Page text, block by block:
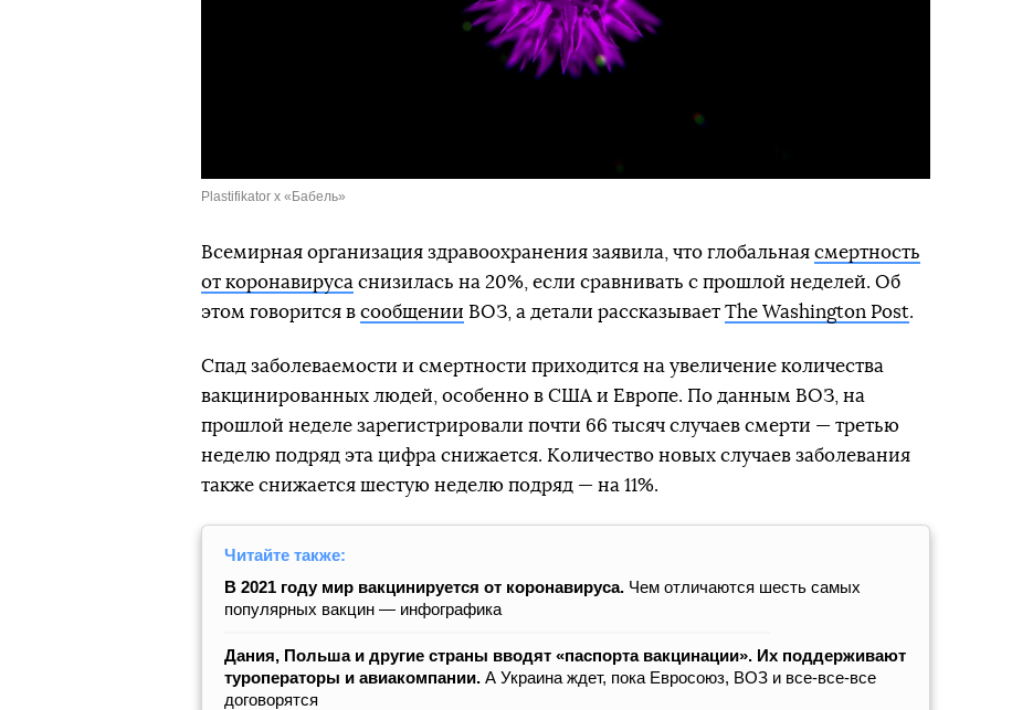
Plastifikator x «Бабель»
Всемирная организация здравоохранения заявила, что глобальная смертность
от коронавируса снизилась на 20%, если сравнивать с прошлой неделей. Об
этом говорится в сообщении ВОЗ, а детали рассказывает The Washington Post.
Спад заболеваемости и смертности приходится на увеличение количества
вакцинированных людей, особенно в США и Европе. По данным ВОЗ, на
прошлой неделе зарегистрировали почти 66 тысяч случаев смерти — третью
неделю подряд эта цифра снижается. Количество новых случаев заболевания
также снижается шестую неделю подряд — на 11%.
Читайте также:
В 2021 году мир вакцинируется от коронавируса. Чем отличаются шесть самых
популярных вакцин — инфографика
Дания, Польша и другие страны вводят «паспорта вакцинации». Их поддерживают
туроператоры и авиакомпании. А Украина ждет, пока Евросоюз, ВОЗ и все-все-все
договорятся